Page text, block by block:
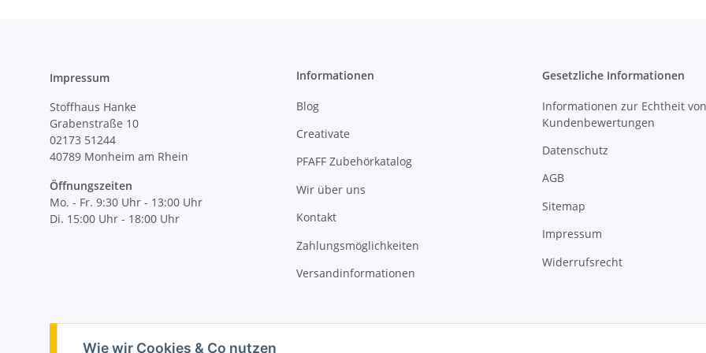
Wie wir Cookies & Co nutzen
Impressum
Stoffhaus Hanke
Grabenstraße 10
02173 51244
40789 Monheim am Rhein
Öffnungszeiten
Mo. - Fr. 9:30 Uhr - 13:00 Uhr
Di. 15:00 Uhr - 18:00 Uhr
Informationen
Blog
Creativate
PFAFF Zubehörkatalog
Wir über uns
Kontakt
Zahlungsmöglichkeiten
Versandinformationen
Gesetzliche Informationen
Informationen zur Echtheit von
Kundenbewertungen
Datenschutz
AGB
Sitemap
Impressum
Widerrufsrecht
Vertrag widerrufen